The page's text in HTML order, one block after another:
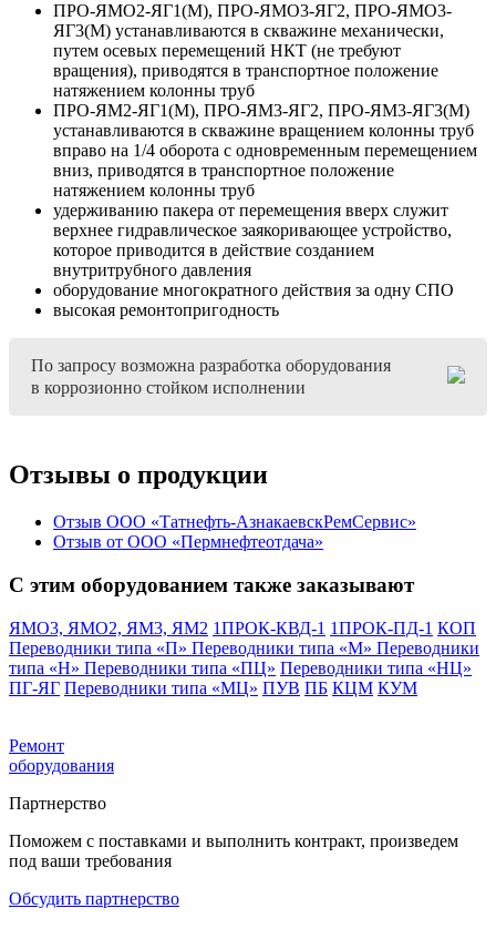
ПРО-ЯМО2-ЯГ1(М), ПРО-ЯМО3-ЯГ2, ПРО-ЯМО3-
ЯГ3(М) устанавливаются в скважине механически,
путем осевых перемещений НКТ (не требуют
вращения), приводятся в транспортное положение
натяжением колонны труб
ПРО-ЯМ2-ЯГ1(М), ПРО-ЯМ3-ЯГ2, ПРО-ЯМ3-ЯГ3(М)
устанавливаются в скважине вращением колонны труб
вправо на 1/4 оборота с одновременным перемещением
вниз, приводятся в транспортное положение
натяжением колонны труб
удерживанию пакера от перемещения вверх служит
верхнее гидравлическое заякоривающее устройство,
которое приводится в действие созданием
внутритрубного давления
оборудование многократного действия за одну СПО
высокая ремонтопригодность
По запросу возможна разработка оборудования
в коррозионно стойком исполнении
Отзывы о продукции
Отзыв ООО «Татнефть-АзнакаевскРемСервис»
Отзыв от ООО «Пермнефтеотдача»
С этим оборудованием также заказывают
ЯМО3, ЯМО2, ЯМ3, ЯМ2 1ПРОК-КВД-1 1ПРОК-ПД-1 КОП
Переводники типа «П» Переводники типа «М» Переводники
типа «Н» Переводники типа «ПЦ» Переводники типа «НЦ»
ПГ-ЯГ Переводники типа «МЦ» ПУВ ПБ КЦМ КУМ
Ремонт
оборудования
Партнерство
Поможем с поставками и выполнить контракт, произведем
под ваши требования
Обсудить партнерство